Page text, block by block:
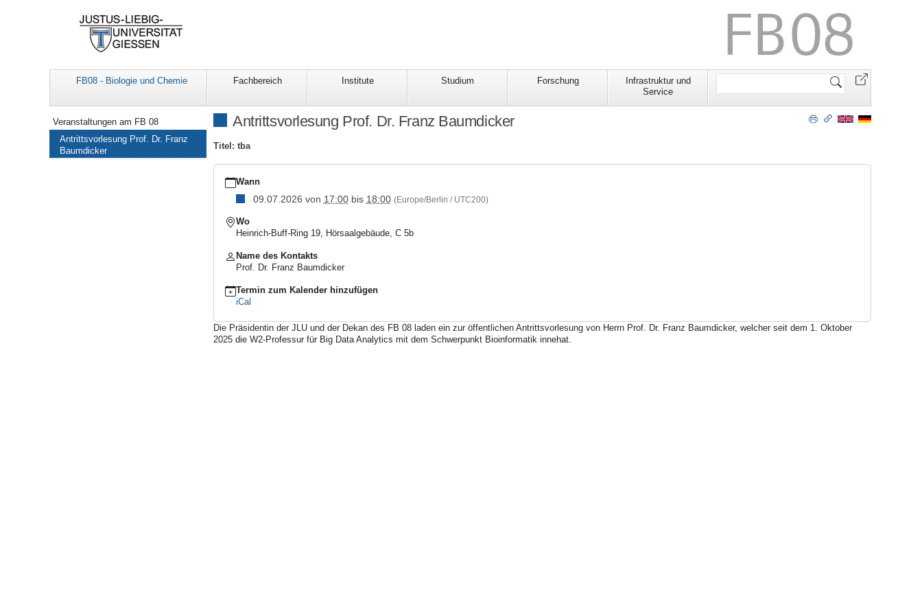
FB08 - Biologie und Chemie Fachbereich Institute Studium Forschung
Infrastruktur und
Service
Website
Antrittsvorlesung Prof. Dr. Franz Baumdicker
Titel: tba
https://www.uni-
giessen.de/de/fbz/fb08/veranstaltungskalender/termine/2026-
Antrittsvorlesung
2026-
2026-
07-
Wann
09.07.2026 von 17:00bis 18:00 (Europe/Berlin / UTC200)
Wo
Heinrich-Buff-Ring 19, Hörsaalgebäude, C 5b
Name des Kontakts
Prof. Dr. Franz Baumdicker
Termin zum Kalender hinzufügen
iCal
Die Präsidentin der JLU und der Dekan des FB 08 laden ein zur öffentlichen Antrittsvorlesung von Herrn Prof. Dr. Franz Baumdicker, welcher seit dem 1. Oktober
2025 die W2-Professur für Big Data Analytics mit dem Schwerpunkt Bioinformatik innehat.
Navigation
Veranstaltungen am FB 08
Antrittsvorlesung Prof. Dr. Franz
Baumdicker